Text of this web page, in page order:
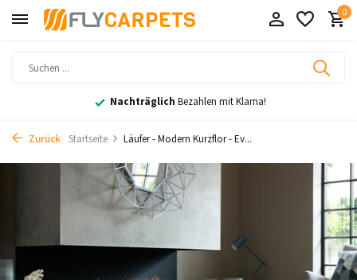
0
Nachträglich Bezahlen mit Klarna!
Zurück Startseite Läufer - Modern Kurzflor - Ev...